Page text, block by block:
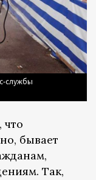
службы
бывает
Так,